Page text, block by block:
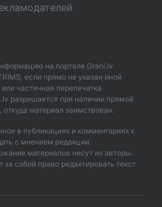
на портале Grani.lv
если прямо не указан иной
частичная перепечатка
разрешается при наличии прямой
материал заимствован.
в публикациях и комментариях к
с мнением редакции.
материалов несут их авторы.
собой право редактировать текст